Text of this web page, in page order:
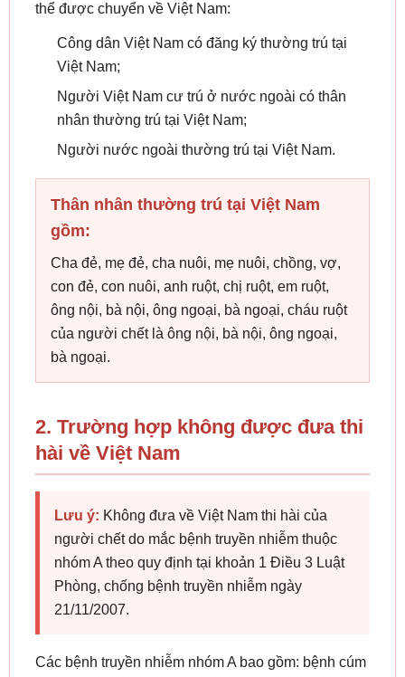
thể được chuyển về Việt Nam:
Công dân Việt Nam có đăng ký thường trú tại
Việt Nam;
Người Việt Nam cư trú ở nước ngoài có thân
nhân thường trú tại Việt Nam;
Người nước ngoài thường trú tại Việt Nam.
Thân nhân thường trú tại Việt Nam
gồm:
Cha đẻ, mẹ đẻ, cha nuôi, mẹ nuôi, chồng, vợ,
con đẻ, con nuôi, anh ruột, chị ruột, em ruột,
ông nội, bà nội, ông ngoại, bà ngoại, cháu ruột
của người chết là ông nội, bà nội, ông ngoại,
bà ngoại.
2. Trường hợp không được đưa thi
hài về Việt Nam
Lưu ý: Không đưa về Việt Nam thi hài của
người chết do mắc bệnh truyền nhiễm thuộc
nhóm A theo quy định tại khoản 1 Điều 3 Luật
Phòng, chống bệnh truyền nhiễm ngày
21/11/2007.
Các bệnh truyền nhiễm nhóm A bao gồm: bệnh cúm